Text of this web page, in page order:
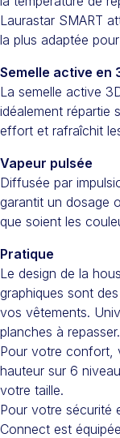
Laurastar SMART
la plus adaptée
Semelle active en
La semelle active
idéalement répartie
effort et rafraîchit
Vapeur pulsée
Diffusée par
garantit un dosage
que soient les
Pratique
Le design de la
graphiques sont
vos vêtements.
planches à repasser.
Pour votre confort,
hauteur sur 6
votre taille.
Pour votre sécurité
Connect est